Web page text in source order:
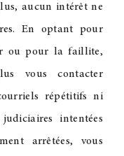
aucun intérêt ne
En optant pour
ou pour la faillite,
vous contacter
répétitifs ni
intentées
arrêtées, vous